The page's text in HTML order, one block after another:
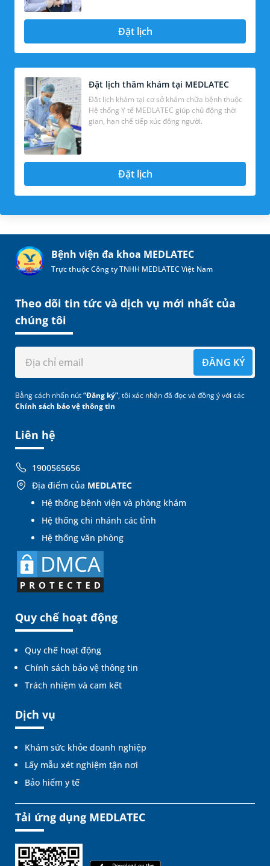
Đặt lịch
Đặt lịch thăm khám tại MEDLATEC
Đặt lịch khám tại cơ sở khám chữa bệnh thuộc
Hệ thống Y tế MEDLATEC giúp chủ động thời
gian, hạn chế tiếp xúc đông người.
Đặt lịch
Bệnh viện đa khoa MEDLATEC
Trực thuộc Công ty TNHH MEDLATEC Việt Nam
Liên hệ
1900565656
Địa điểm của MEDLATEC
Hệ thống bệnh viện và phòng khám
Hệ thống chi nhánh các tỉnh
Hệ thống văn phòng
Quy chế hoạt động
Quy chế hoạt động
Chính sách bảo vệ thông tin
Trách nhiệm và cam kết
Dịch vụ
Khám sức khỏe doanh nghiệp
Lấy mẫu xét nghiệm tận nơi
Bảo hiểm y tế
Theo dõi tin tức và dịch vụ mới nhất của
chúng tôi
ĐĂNG KÝ
Bằng cách nhấn nút“Đăng ký”, tôi xác nhận đã đọc và đồng ý với các
Chính sách bảo vệ thông tin
Tải ứng dụng MEDLATEC